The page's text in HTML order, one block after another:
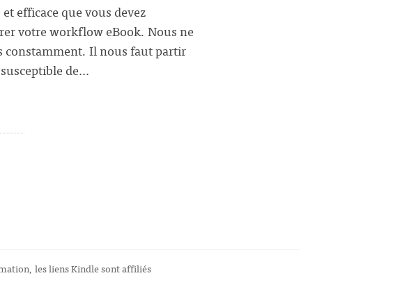
efficace que vous devez
votre workflow eBook. Nous ne
constamment. Il nous faut partir
de…
les liens Kindle sont affiliés